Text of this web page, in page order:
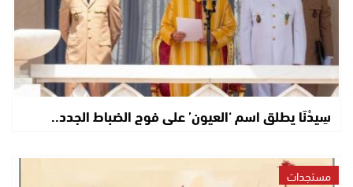
سِيدْنَا يطلق اسم ‘العيون’ على فوج الضباط الجدد..
مستجدات